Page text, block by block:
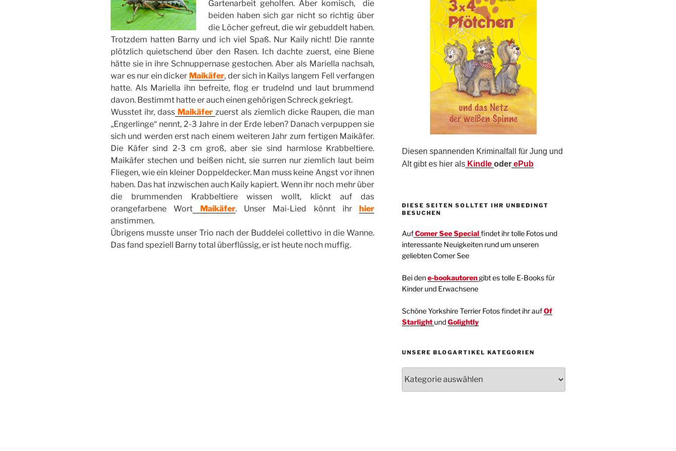
Gartenarbeit geholfen. Aber komisch, die
beiden haben sich gar nicht so richtig über
die Löcher gefreut, die wir gebuddelt haben.
Trotzdem hatten Barny und ich viel Spaß. Nur Kaily nicht! Die rannte
plötzlich quietschend über den Rasen. Ich dachte zuerst, eine Biene
hätte sie in ihre Schnuppernase gestochen. Aber als Mariella nachsah,
war es nur ein dicker Maikäfer, der sich in Kailys langem Fell verfangen
hatte. Als Mariella ihn befreite, flog er trudelnd und laut brummend
davon. Bestimmt hatte er auch einen gehörigen Schreck gekriegt.
Wusstet ihr, dass Maikäfer zuerst als ziemlich dicke Raupen, die man
„Engerlinge“ nennt, 2-3 Jahre in der Erde leben? Danach verpuppen sie
sich und werden erst nach einem weiteren Jahr zum fertigen Maikäfer.
Die Käfer sind 2-3 cm groß, aber sie sind harmlose Krabbeltiere.
Maikäfer stechen und beißen nicht, sie surren nur ziemlich laut beim
Fliegen, wie ein kleiner Doppeldecker. Man muss keine Angst vor ihnen
haben. Das hat inzwischen auch Kaily kapiert. Wenn ihr noch mehr über
die brummenden Krabbeltiere wissen wollt, klickt auf das
orangefarbene Wort Maikäfer. Unser Mai-Lied könnt ihrhier
anstimmen.
Übrigens musste unser Trio nach der Buddelei collettivo in die Wanne.
Das fand speziell Barny total überflüssig, er ist heute noch muffig.
Diesen spannenden Kriminalfall für Jung und
Alt gibt es hier alsKindle oder ePub
DIESE SEITEN SOLLTET IHR UNBEDINGT
BESUCHEN
AufComer See Specialfindet ihr tolle Fotos und
interessante Neuigkeiten rund um unseren
geliebten Comer See
Bei den e-bookautoren gibt es tolle E-Books für
Kinder und Erwachsene
Schöne Yorkshire Terrier Fotos findet ihr aufOf
Starlight undGolightly
UNSERE BLOGARTIKEL KATEGORIEN
Blogartikel
Kategorien